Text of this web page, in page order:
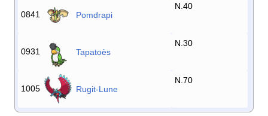
0841 Pomdrapi
N.40
0931 Tapatoès
N.30
1005 Rugit-Lune
N.70